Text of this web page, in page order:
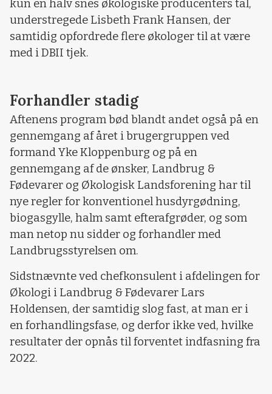
kun en halv snes økologiske producenters tal,
understregede Lisbeth Frank Hansen, der
samtidig opfordrede flere økologer til at være
med i DBII tjek.
Forhandler stadig
Aftenens program bød blandt andet også på en
gennemgang af året i brugergruppen ved
formand Yke Kloppenburg og på en
gennemgang af de ønsker, Landbrug &
Fødevarer og Økologisk Landsforening har til
nye regler for konventionel husdyrgødning,
biogasgylle, halm samt efterafgrøder, og som
man netop nu sidder og forhandler med
Landbrugsstyrelsen om.
Sidstnævnte ved chefkonsulent i afdelingen for
Økologi i Landbrug & Fødevarer Lars
Holdensen, der samtidig slog fast, at man er i
en forhandlingsfase, og derfor ikke ved, hvilke
resultater der opnås til forventet indfasning fra
2022.